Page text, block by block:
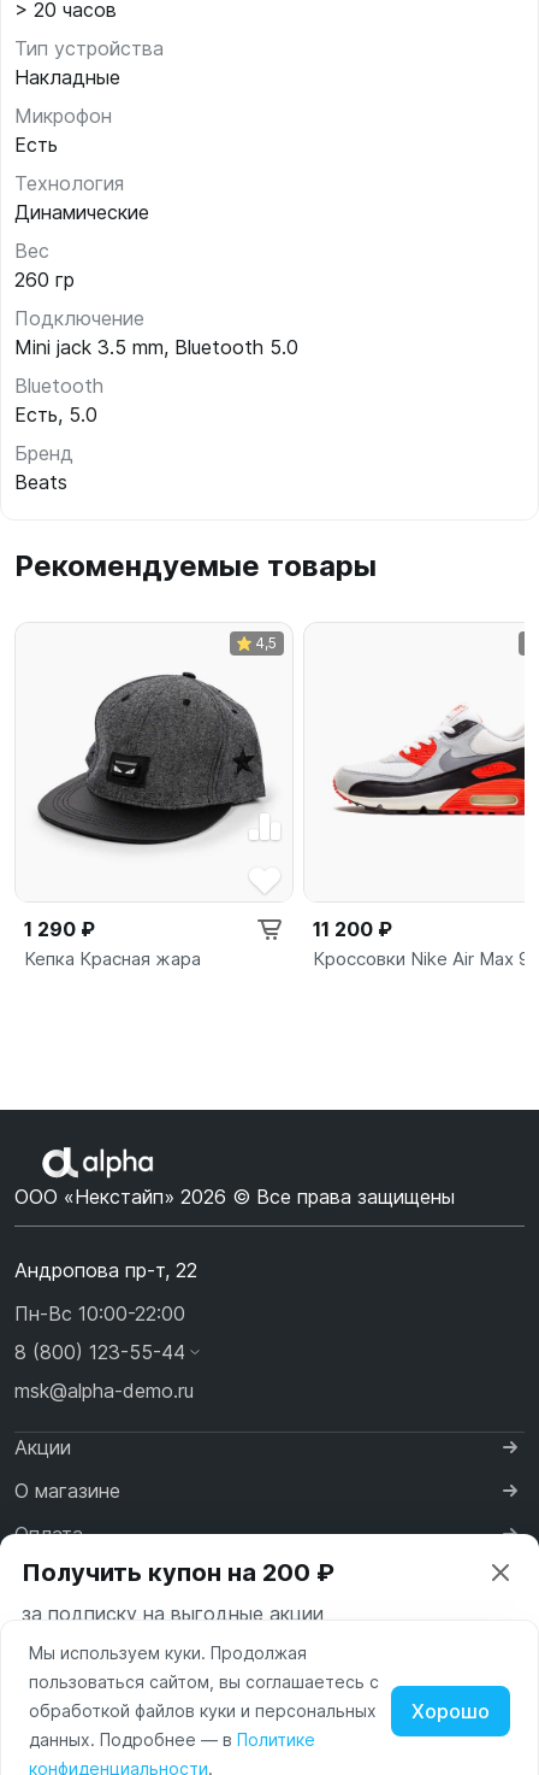
Наушники Умные
> 20 часов
Тип устройства
Накладные
Микрофон
Есть
Технология
Динамические
Вес
260 гр
Подключение
Mini jack 3.5 mm, Bluetooth 5.0
Bluetooth
Есть, 5.0
Бренд
Beats
Рекомендуемые товары
4,5
1 290 ₽
Кепка Красная жара
11 200 ₽
Кроссовки Nike Air Max 90
ООО «Некстайп» 2026 © Все права защищены
Андропова пр-т, 22
Пн-Вс 10:00-22:00
8 (800) 123-55-44
msk@alpha-demo.ru
Акции
О магазине
Оплата
Доставка
Контакты
Политика обработки персональных данных
Получить купон на 200 ₽
за подписку на выгодные акции
Нажимая на кнопку «Подписаться» вы соглашаетесь с
условиями пользования и политикой конфиденциальности
Ваш город —Москва
Московская область
Изменить
Мы используем куки. Продолжая
пользоваться сайтом, вы соглашаетесь с
обработкой файлов куки и персональных
данных. Подробнее — в Политике
конфиденциальности.
Хорошо